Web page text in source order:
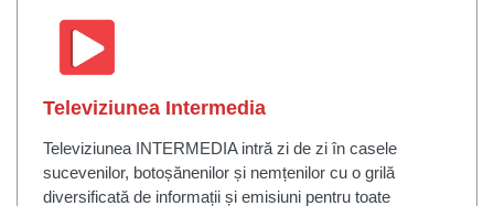
Televiziunea Intermedia
Televiziunea INTERMEDIA intră zi de zi în casele
sucevenilor, botoșănenilor și nemțenilor cu o grilă
diversificată de informații și emisiuni pentru toate